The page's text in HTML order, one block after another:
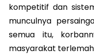
kompetitif dan
munculnya
semua itu,
masyarakat